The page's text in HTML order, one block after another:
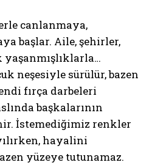
canlanmaya,
başlar. Aile, şehirler,
neşesiyle sürülür, bazen
fırça darbeleri
başkalarının
İstemediğimiz renkler
hayalini
yüzeye tutunamaz.